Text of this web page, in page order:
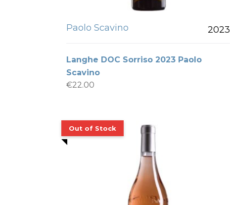
Paolo Scavino 2023
Langhe DOC Sorriso 2023 Paolo
Scavino
€22.00